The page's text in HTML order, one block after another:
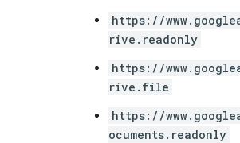
https://
rive.readonly
https://
rive.file
https://
ocuments.readonly